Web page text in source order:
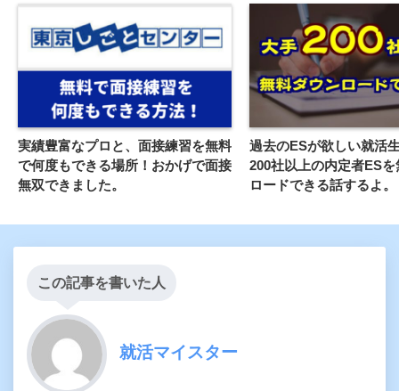
実績豊富なプロと、面接練習を無料
で何度もできる場所！おかげで面接
無双できました。
過去のESが欲しい就活
200社以上の内定者ES
ロードできる話するよ。
この記事を書いた人
就活マイスター